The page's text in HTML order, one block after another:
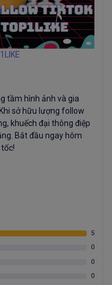
tầm hình ảnh và gia
sở hữu lượng follow
khuếch đại thông điệp
Bắt đầu ngay hôm
5
0
0
0